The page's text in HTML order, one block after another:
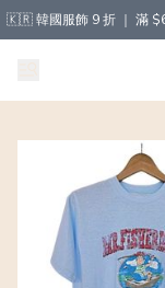
🇰🇷 韓國服飾 9 折 ｜ 滿